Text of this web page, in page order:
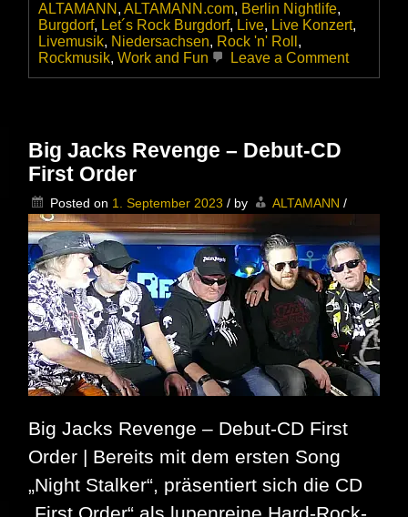
ALTAMANN , ALTAMANN.com, Berlin Nightlife,
Burgdorf, Let´s Rock Burgdorf, Live, Live Konzert,
Livemusik, Niedersachsen, Rock 'n' Roll ,
Rockmusik, Work and Fun Leave a Commenton
die
durch
was
großes
auf
die
Beine
stellen,
so
Big Jacks Revenge – Debut-CD
First Order
Posted on 1. September 2023 / by ALTAMANN /
Big Jacks Revenge – Debut-CD First
Order | Bereits mit dem ersten Song
„Night Stalker“, präsentiert sich die CD